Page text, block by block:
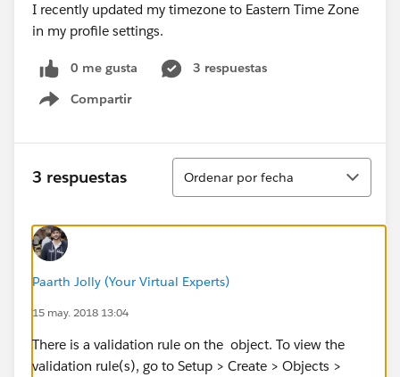
I recently updated my timezone to Eastern Time Zone
in my profile settings.
0 me gusta
3 respuestas
Compartir
Show menu
3 respuestas
Ordenar
Ordenar por fecha
Paarth Jolly (Your Virtual Experts)
15 may. 2018 13:04
There is a validation rule on the object. To view the
validation rule(s), go to Setup > Create > Objects >